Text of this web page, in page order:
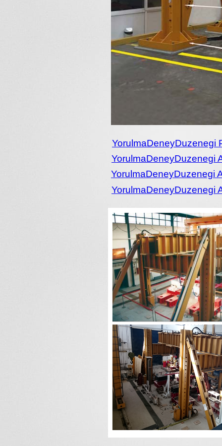
YorulmaDeneyDuzenegi
YorulmaDeneyDuzenegi
YorulmaDeneyDuzenegi
YorulmaDeneyDuzenegi